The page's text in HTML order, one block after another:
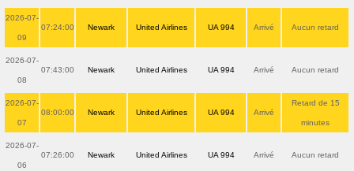
2026-07-
09
07:24:00 Newark United Airlines UA 994 Arrivé Aucun retard
2026-07-
08
07:43:00 Newark United Airlines UA 994 Arrivé Aucun retard
2026-07-
07
08:00:00 Newark United Airlines UA 994 Arrivé
Retard de 15
minutes
2026-07-
06
07:26:00 Newark United Airlines UA 994 Arrivé Aucun retard